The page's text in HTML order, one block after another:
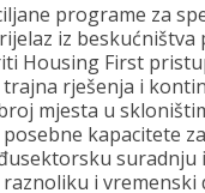
programe za
iz
Housing First
rješenja i
mjesta u
kapacitete
i